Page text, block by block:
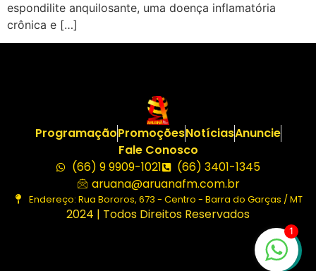
espondilite anquilosante, uma doença inflamatória
crônica e […]
ProgramaçãoPromoçõesNotíciasAnuncie
Fale Conosco
(66) 9 9909-1021
(66) 3401-1345
aruana@aruanafm.com.br
Endereço: Rua Bororos, 673 - Centro - Barra do Garças / MT
2024 | Todos Direitos Reservados
1